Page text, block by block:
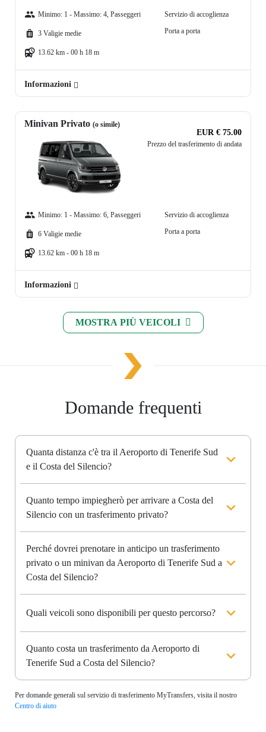
Minimo: 1 - Massimo: 4, Passeggeri
3 Valigie medie
13.62 km - 00 h 18 m
Servizio di accoglienza
Porta a porta
Informazioni
Minivan Privato (o simile)
EUR € 75.00
Prezzo del trasferimento di andata
Minimo: 1 - Massimo: 6, Passeggeri
6 Valigie medie
13.62 km - 00 h 18 m
Servizio di accoglienza
Porta a porta
Informazioni
MOSTRA PIÙ VEICOLI
Domande frequenti
Quanta distanza c'è tra il Aeroporto di Tenerife Sud
e il Costa del Silencio?
Quanto tempo impiegherò per arrivare a Costa del
Silencio con un trasferimento privato?
Perché dovrei prenotare in anticipo un trasferimento
privato o un minivan da Aeroporto di Tenerife Sud a
Costa del Silencio?
Quali veicoli sono disponibili per questo percorso?
Quanto costa un trasferimento da Aeroporto di
Tenerife Sud a Costa del Silencio?
Per domande generali sul servizio di trasferimento MyTransfers, visita il nostro
Centro di aiuto